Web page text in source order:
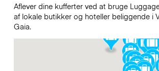
Aflever dine kufferter ved at bruge
af lokale butikker og hoteller beliggende i
Gaia.